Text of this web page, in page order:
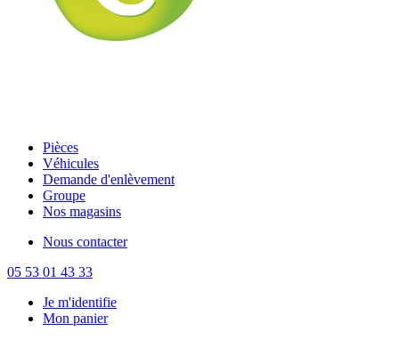
Pièces
Véhicules
Demande d'enlèvement
Groupe
Nos magasins
Nous contacter
05 53 01 43 33
Je m'identifie
Mon panier